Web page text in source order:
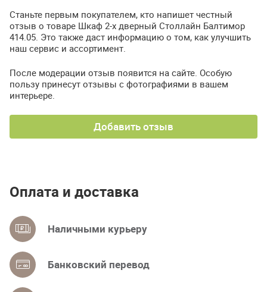
Станьте первым покупателем, кто напишет честный
отзыв о товаре Шкаф 2-х дверный Столлайн Балтимор
414.05. Это также даст информацию о том, как улучшить
наш сервис и ассортимент.
После модерации отзыв появится на сайте. Особую
пользу принесут отзывы с фотографиями в вашем
интерьере.
Добавить отзыв
Оплата и доставка
Наличными курьеру
Банковский перевод